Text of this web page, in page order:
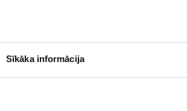
Sīkāka informācija